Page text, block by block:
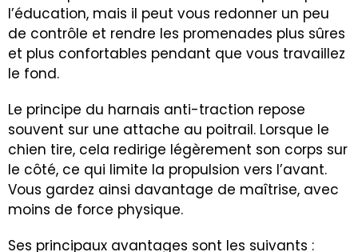
l’éducation, mais il peut vous redonner un peu
de contrôle et rendre les promenades plus sûres
et plus confortables pendant que vous travaillez
le fond.
Le principe du harnais anti-traction repose
souvent sur une attache au poitrail. Lorsque le
chien tire, cela redirige légèrement son corps sur
le côté, ce qui limite la propulsion vers l’avant.
Vous gardez ainsi davantage de maîtrise, avec
moins de force physique.
Ses principaux avantages sont les suivants :